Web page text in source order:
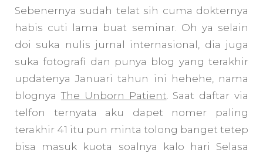
Sebenernya sudah telat sih cuma dokternya
habis cuti lama buat seminar. Oh ya selain
doi suka nulis jurnal internasional, dia juga
suka fotografi dan punya blog yang terakhir
updatenya Januari tahun ini hehehe, nama
blognyaThe Unborn Patient . Saat daftar via
telfon ternyata aku dapet nomer paling
terakhir 41 itu pun minta tolong banget tetep
bisa masuk kuota soalnya kalo hari Selasa